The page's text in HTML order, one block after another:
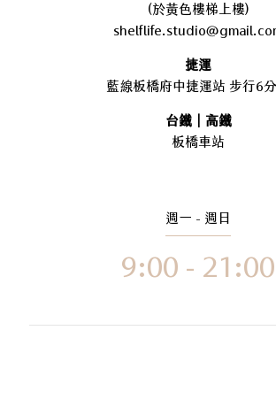
(於黃色樓梯上樓)
捷運
藍線板橋府中捷運站 步行6
台鐵｜高鐵
板橋車站
週一 - 週日
9:00 - 21:00